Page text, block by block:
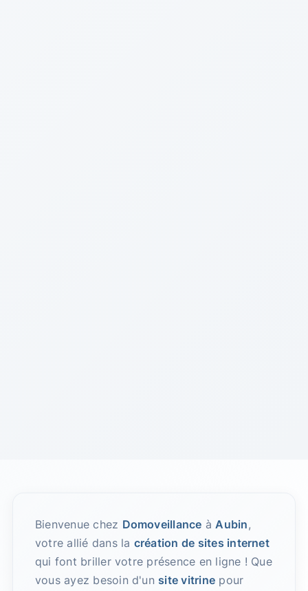
Bienvenue chez Domoveillance àAubin,
votre allié dans la création de sites internet
qui font briller votre présence en ligne ! Que
vous ayez besoin d'un site vitrine pour